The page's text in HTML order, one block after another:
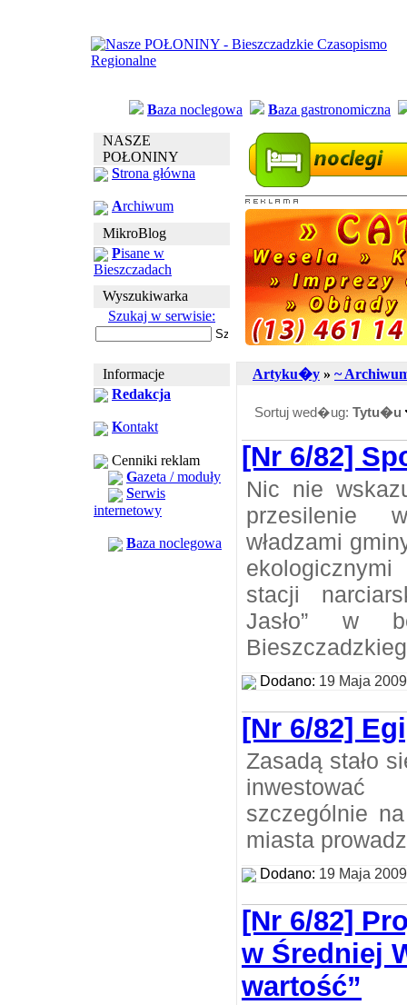
Baza noclegowa Baza gastronomiczna
NASZE
POŁONINY
Strona główna
Archiwum
MikroBlog
Pisane w
Bieszczadach
Wyszukiwarka
Szukaj w serwisie:
Informacje
Redakcja
Kontakt
Cenniki reklam
Gazeta / moduły
Serwis
internetowy
Baza noclegowa
Artyku�y » ~
Sortuj wed�ug: Tytu�u
[Nr 6/82]
Nic nie
przesilenie
władzami
stacji
Jasło” w
Dodano: 19 Maja 2009
[Nr 6/82]
Zasadą stało
szczególnie
miasta
Dodano: 19 Maja 2009
[Nr 6/82]
w Średniej
wartość”